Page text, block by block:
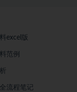
excel版
范例
流程笔记